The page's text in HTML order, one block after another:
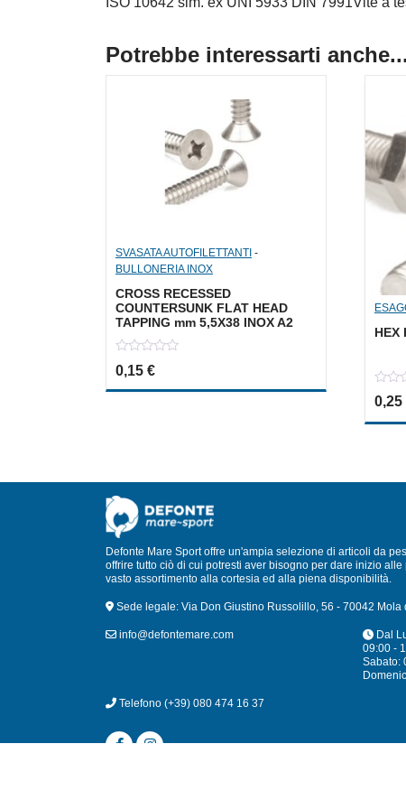
Potrebbe interessarti anche...
SVASATA AUTOFILETTANTI -
BULLONERIA INOX
CROSS RECESSED
COUNTERSUNK FLAT HEAD
TAPPING mm 5,5X38 INOX A2
0
out
0,15 €
HEX
0
out
0,25
Defonte Mare Sport offre un'ampia selezione di articoli da
offrire tutto ciò di cui potresti aver bisogno per dare inizio
vasto assortimento alla cortesia ed alla piena disponibilità.
Sede legale: Via Don Giustino Russolillo, 56 - 70042 Mola
info@defontemare.com
Dal
09:00 -
Sabato:
Telefono (+39) 080 474 16 37